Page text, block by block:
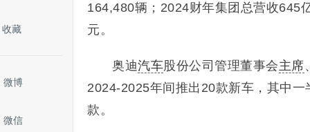
收藏
微博
微信
164,480辆；2024财年集团总营收645
元。
奥迪汽车股份公司管理董事会主席
2024-2025年间推出20款新车，其中
款。